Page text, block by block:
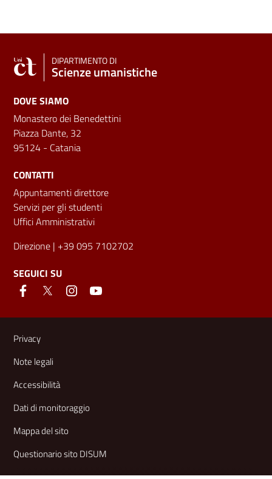
DIPARTIMENTO DI
Scienze umanistiche
DOVE SIAMO
Monastero dei Benedettini
Piazza Dante, 32
95124 - Catania
CONTATTI
Appuntamenti direttore
Servizi per gli studenti
Uffici Amministrativi
Direzione | +39 095 7102702
SEGUICI SU
Link e informazioni utili
Privacy
Note legali
Accessibilità
Dati di monitoraggio
Mappa del sito
Questionario sito DISUM